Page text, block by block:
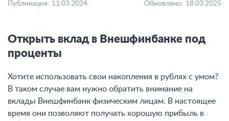
Публикация: 11.03.2024 Обновлено: 18.03.2025
Открыть вклад в Внешфинбанке под
проценты
Хотите использовать свои накопления в рублях с умом?
В таком случае вам нужно обратить внимание на
вклады Внешфинбанк физическим лицам. В настоящее
время они позволяют получать хорошую прибыль в